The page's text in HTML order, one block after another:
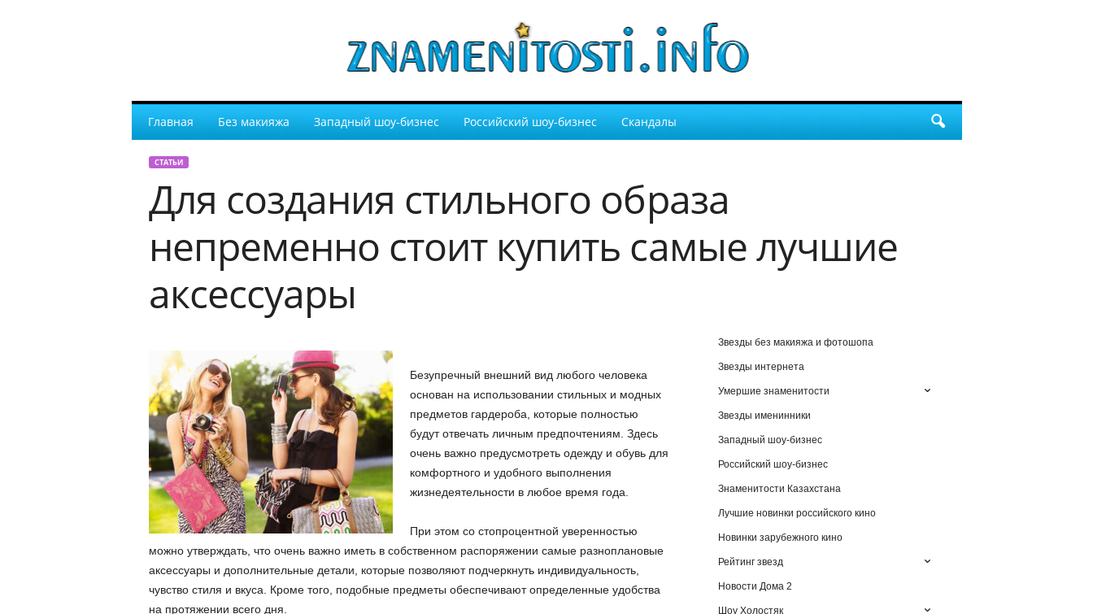
Главная Без макияжа Западный шоу-бизнес Российский шоу-бизнес Скандалы
СТАТЬИ
Для создания стильного образа
непременно стоит купить самые лучшие
аксессуары
Безупречный внешний вид любого человека
основан на использовании стильных и модных
предметов гардероба, которые полностью
будут отвечать личным предпочтениям. Здесь
очень важно предусмотреть одежду и обувь для
комфортного и удобного выполнения
жизнедеятельности в любое время года.
При этом со стопроцентной уверенностью
можно утверждать, что очень важно иметь в собственном распоряжении самые разноплановые
аксессуары и дополнительные детали, которые позволяют подчеркнуть индивидуальность,
чувство стиля и вкуса. Кроме того, подобные предметы обеспечивают определенные удобства
на протяжении всего дня.
Звезды без макияжа и фотошопа
Звезды интернета
Умершие знаменитости
Звезды именинники
Западный шоу-бизнес
Российский шоу-бизнес
Знаменитости Казахстана
Лучшие новинки российского кино
Новинки зарубежного кино
Рейтинг звезд
Новости Дома 2
Шоу Холостяк